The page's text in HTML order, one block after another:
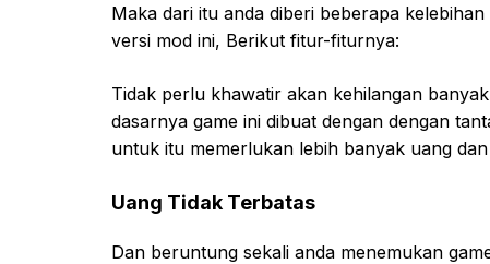
Maka dari itu anda diberi beberapa
versi mod ini, Berikut fitur-fiturnya:
Tidak perlu khawatir akan kehilangan
dasarnya game ini dibuat dengan dengan
untuk itu memerlukan lebih banyak uang
Uang Tidak Terbatas
Dan beruntung sekali anda menemukan